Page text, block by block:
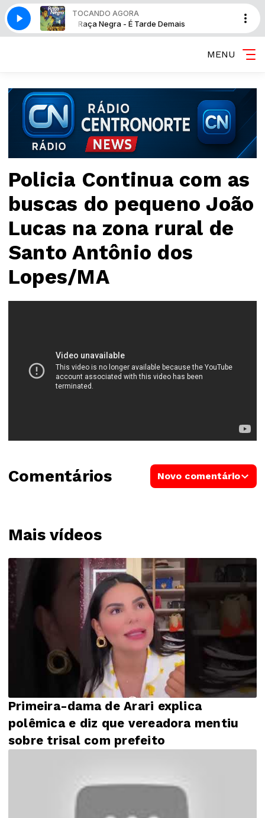
TOCANDO AGORA
Raça Negra - É Tarde Demais
MENU
Policia Continua com as
buscas do pequeno João
Lucas na zona rural de
Santo Antônio dos
Lopes/MA
Mais vídeos
Primeira-dama de Arari explica
polêmica e diz que vereadora mentiu
sobre trisal com prefeito
Comentários Novo comentário